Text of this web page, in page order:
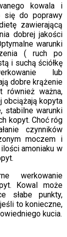
kowala i
się do poprawy
zawierającą
dobrej jakości
warunki
( ruch po
i suchą ściółkę
lub
dobre krążenie
również ważna,
obciążają kopyta
stabilne warunki
kopyt. Choć róg
czynników
moczem i
amoniaku w
werkowanie
Kowal może
słabe punkty,
to konieczne,
kucia.